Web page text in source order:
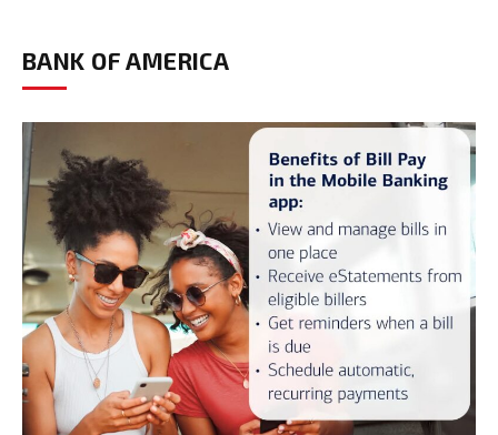
BANK OF AMERICA